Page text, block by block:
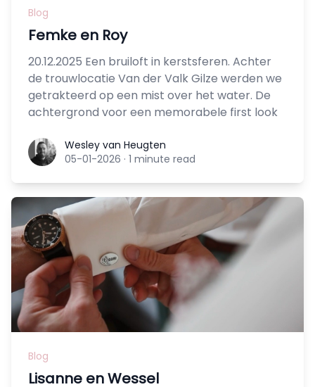
Blog
Femke en Roy
20.12.2025 Een bruiloft in kerstsferen. Achter
de trouwlocatie Van der Valk Gilze werden we
getrakteerd op een mist over het water. De
achtergrond voor een memorabele first look
Wesley van Heugten
Wesley van Heugten
05-01-2026 · 1 minute read
Blog
Lisanne en Wessel